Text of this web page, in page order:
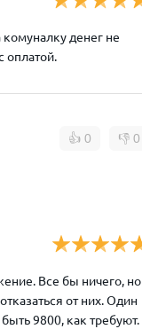
денег не
оплатой.
👍 0 👎 0
Все бы ничего, но
от них. Один
9800, как требуют.